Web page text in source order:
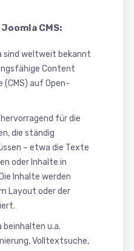
CMS:
sind weltweit bekannt
Content
auf Open-
hervorragend für die
die ständig
– etwa die Texte
oder Inhalte in
Inhalte werden
Layout oder der
beinhalten u.a.
Volltextsuche,